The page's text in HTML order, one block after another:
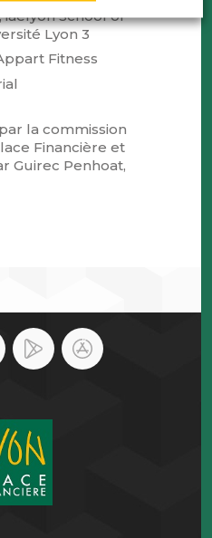
iaelyon School of
Lyon 3
Fitness
la commission
Financière et
Guirec Penhoat,